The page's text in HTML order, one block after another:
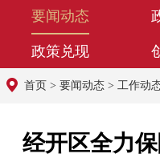
要闻动态
政策兑现
首页 > 要闻动态 > 工作动
经开区全力